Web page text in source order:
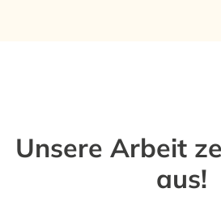
Unsere Arbeit
aus!